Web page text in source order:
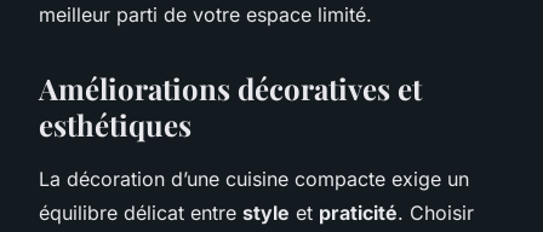
meilleur parti de votre espace limité.
Améliorations décoratives et
esthétiques
La décoration d’une cuisine compacte exige un
équilibre délicat entre style et praticité. Choisir